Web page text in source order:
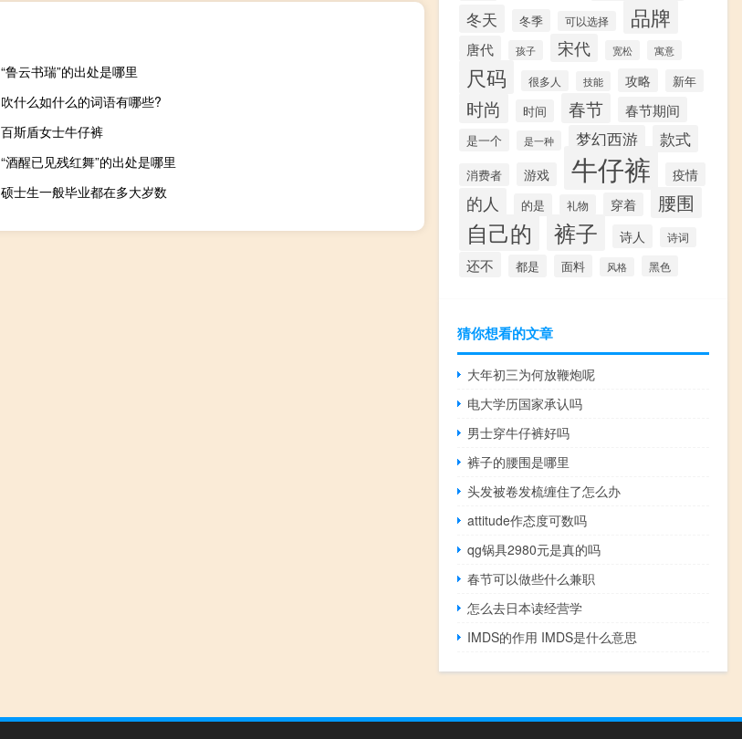
“鲁云书瑞”的出处是哪里
吹什么如什么的词语有哪些?
百斯盾女士牛仔裤
“酒醒已见残红舞”的出处是哪里
硕士生一般毕业都在多大岁数
冬天 冬季 可以选择 品牌
唐代 孩子 宋代 宽松 寓意
尺码 很多人 技能 攻略 新年
时尚 时间 春节 春节期间
是一个 是一种 梦幻西游 款式
消费者 游戏 牛仔裤 疫情
的人 的是 礼物 穿着 腰围
自己的 裤子 诗人 诗词
还不 都是 面料 风格 黑色
猜你想看的文章
大年初三为何放鞭炮呢
电大学历国家承认吗
男士穿牛仔裤好吗
裤子的腰围是哪里
头发被卷发梳缠住了怎么办
attitude作态度可数吗
qg锅具2980元是真的吗
春节可以做些什么兼职
怎么去日本读经营学
IMDS的作用 IMDS是什么意思